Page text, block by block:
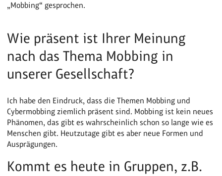
„Mobbing“ gesprochen.
Wie präsent ist Ihrer Meinung
nach das Thema Mobbing in
unserer Gesellschaft?
Ich habe den Eindruck, dass die Themen Mobbing und
Cybermobbing ziemlich präsent sind. Mobbing ist kein neues
Phänomen, das gibt es wahrscheinlich schon so lange wie es
Menschen gibt. Heutzutage gibt es aber neue Formen und
Ausprägungen.
Kommt es heute in Gruppen, z.B.